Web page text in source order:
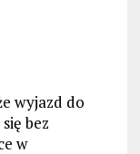
wyjazd do
bez
w